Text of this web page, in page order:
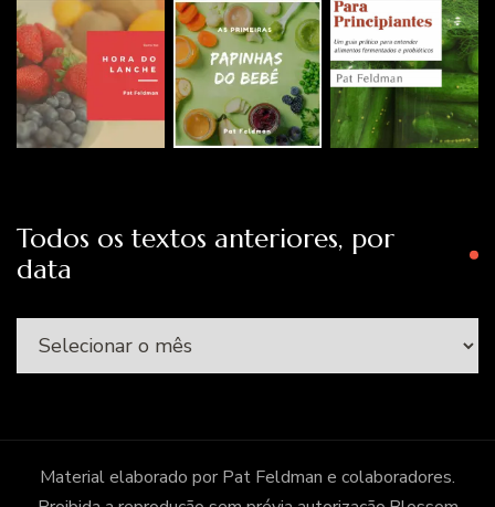
Todos os textos anteriores, por
data
Todos
os
anteriores,
por
data
Material elaborado por Pat Feldman e colaboradores.